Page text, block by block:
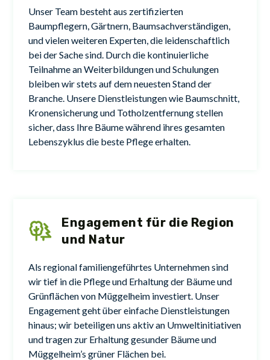
Unser Team besteht aus zertifizierten
Baumpflegern, Gärtnern, Baumsachverständigen,
und vielen weiteren Experten, die leidenschaftlich
bei der Sache sind. Durch die kontinuierliche
Teilnahme an Weiterbildungen und Schulungen
bleiben wir stets auf dem neuesten Stand der
Branche. Unsere Dienstleistungen wie Baumschnitt,
Kronensicherung und Totholzentfernung stellen
sicher, dass Ihre Bäume während ihres gesamten
Lebenszyklus die beste Pflege erhalten.
Engagement für die Region
und Natur
Als regional familiengeführtes Unternehmen sind
wir tief in die Pflege und Erhaltung der Bäume und
Grünflächen von Müggelheim investiert. Unser
Engagement geht über einfache Dienstleistungen
hinaus; wir beteiligen uns aktiv an Umweltinitiativen
und tragen zur Erhaltung gesunder Bäume und
Müggelheim’s grüner Flächen bei.